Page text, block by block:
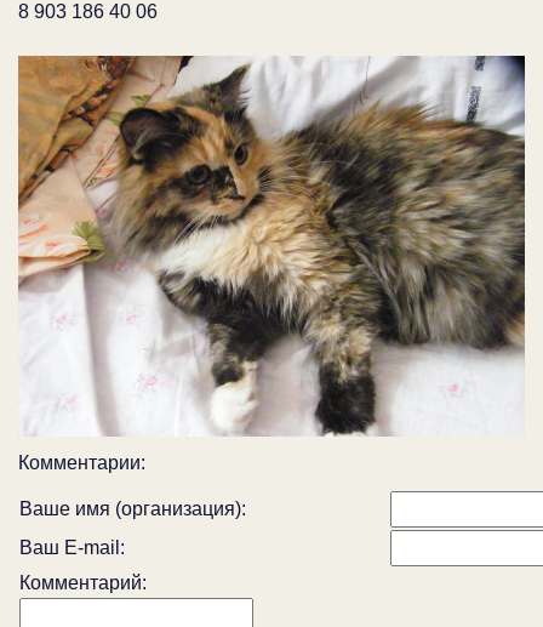
8 903 186 40 06
Комментарии:
Ваше имя (организация):
Ваш E-mail:
Комментарий: